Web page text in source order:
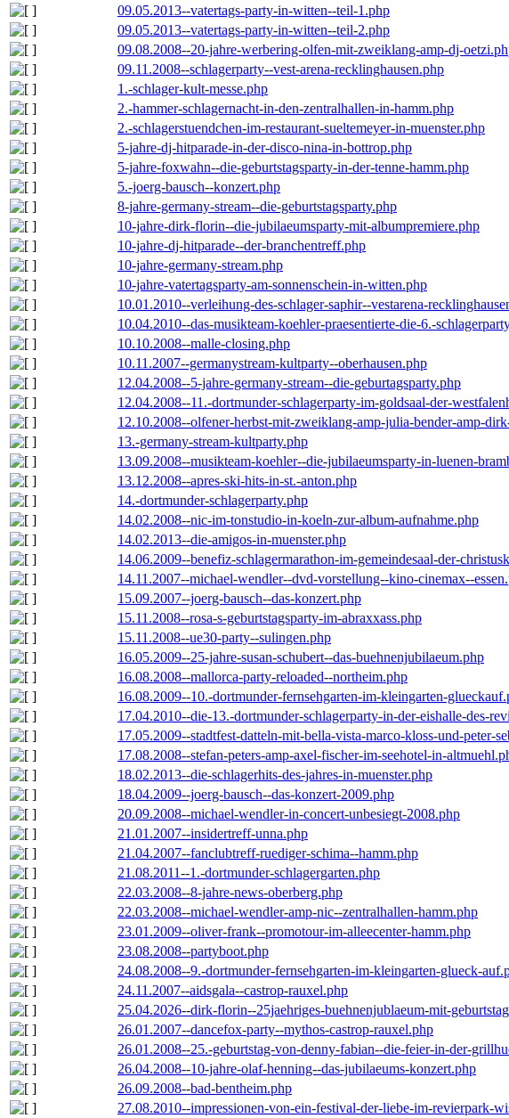
09.05.2013--vatertags-party-in-witten--teil-1.php
09.05.2013--vatertags-party-in-witten--teil-2.php
09.08.2008--20-jahre-werbering-olfen-mit-zweiklang-amp-dj-
09.11.2008--schlagerparty--vest-arena-recklinghausen.php
1.-schlager-kult-messe.php
2.-hammer-schlagernacht-in-den-zentralhallen-in-hamm.php
2.-schlagerstuendchen-im-restaurant-sueltemeyer-in-muenster.php
5-jahre-dj-hitparade-in-der-disco-nina-in-bottrop.php
5-jahre-foxwahn--die-geburtstagsparty-in-der-tenne-hamm.php
5.-joerg-bausch--konzert.php
8-jahre-germany-stream--die-geburtstagsparty.php
10-jahre-dirk-florin--die-jubilaeumsparty-mit-albumpremiere.php
10-jahre-dj-hitparade--der-branchentreff.php
10-jahre-germany-stream.php
10-jahre-vatertagsparty-am-sonnenschein-in-witten.php
10.01.2010--verleihung-des-schlager-saphir--vestarena-
10.04.2010--das-musikteam-koehler-praesentierte-die-6.-
10.10.2008--malle-closing.php
10.11.2007--germanystream-kultparty--oberhausen.php
12.04.2008--5-jahre-germany-stream--die-geburtagsparty.php
12.04.2008--11.-dortmunder-schlagerparty-im-goldsaal-der-
12.10.2008--olfener-herbst-mit-zweiklang-amp-julia-bender-amp-
13.-germany-stream-kultparty.php
13.09.2008--musikteam-koehler--die-jubilaeumsparty-in-luenen-
13.12.2008--apres-ski-hits-in-st.-anton.php
14.-dortmunder-schlagerparty.php
14.02.2008--nic-im-tonstudio-in-koeln-zur-album-aufnahme.php
14.02.2013--die-amigos-in-muenster.php
14.06.2009--benefiz-schlagermarathon-im-gemeindesaal-der-
14.11.2007--michael-wendler--dvd-vorstellung--kino-cinemax--
15.09.2007--joerg-bausch--das-konzert.php
15.11.2008--rosa-s-geburtstagsparty-im-abraxxass.php
15.11.2008--ue30-party--sulingen.php
16.05.2009--25-jahre-susan-schubert--das-buehnenjubilaeum.php
16.08.2008--mallorca-party-reloaded--northeim.php
16.08.2009--10.-dortmunder-fernsehgarten-im-kleingarten-
17.04.2010--die-13.-dortmunder-schlagerparty-in-der-eishalle-des-
17.05.2009--stadtfest-datteln-mit-bella-vista-marco-kloss-und-peter-
17.08.2008--stefan-peters-amp-axel-fischer-im-seehotel-in-
18.02.2013--die-schlagerhits-des-jahres-in-muenster.php
18.04.2009--joerg-bausch--das-konzert-2009.php
20.09.2008--michael-wendler-in-concert-unbesiegt-2008.php
21.01.2007--insidertreff-unna.php
21.04.2007--fanclubtreff-ruediger-schima--hamm.php
21.08.2011--1.-dortmunder-schlagergarten.php
22.03.2008--8-jahre-news-oberberg.php
22.03.2008--michael-wendler-amp-nic--zentralhallen-hamm.php
23.01.2009--oliver-frank--promotour-im-alleecenter-hamm.php
23.08.2008--partyboot.php
24.08.2008--9.-dortmunder-fernsehgarten-im-kleingarten-glueck-
24.11.2007--aidsgala--castrop-rauxel.php
25.04.2026--dirk-florin--25jaehriges-buehnenjublaeum-mit-
26.01.2007--dancefox-party--mythos-castrop-rauxel.php
26.01.2008--25.-geburtstag-von-denny-fabian--die-feier-in-der-
26.04.2008--10-jahre-olaf-henning--das-jubilaeums-konzert.php
26.09.2008--bad-bentheim.php
27.08.2010--impressionen-von-ein-festival-der-liebe-im-revierpark-